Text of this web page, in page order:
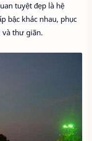
tuyệt đẹp là hệ
bậc khác nhau, phục
và thư giãn.